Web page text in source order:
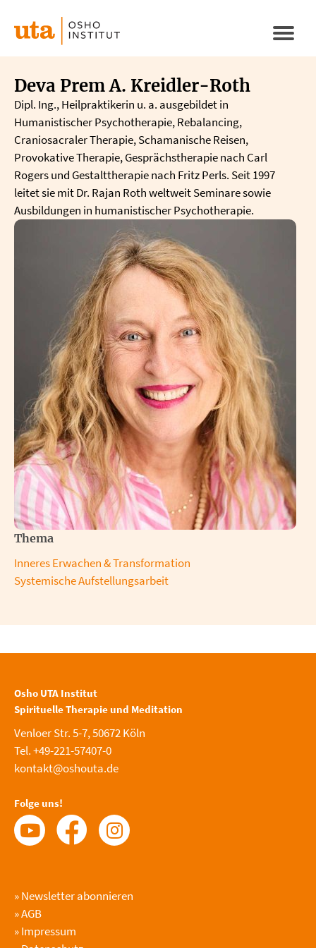
zum
Inhalt
Deva Prem A. Kreidler-Roth
Dipl. Ing., Heilpraktikerin u. a. ausgebildet in
Humanistischer Psychotherapie, Rebalancing,
Craniosacraler Therapie, Schamanische Reisen,
Provokative Therapie, Gesprächstherapie nach Carl
Rogers und Gestalttherapie nach Fritz Perls. Seit 1997
leitet sie mit Dr. Rajan Roth weltweit Seminare sowie
Ausbildungen in humanistischer Psychotherapie.
Thema
Inneres Erwachen & Transformation
Systemische Aufstellungsarbeit
Osho UTA Institut
Spirituelle Therapie und Meditation
Venloer Str. 5-7, 50672 Köln
Tel. +49-221-57407-0
kontakt@oshouta.de
Folge uns!
»Newsletter abonnieren
»AGB
»Impressum